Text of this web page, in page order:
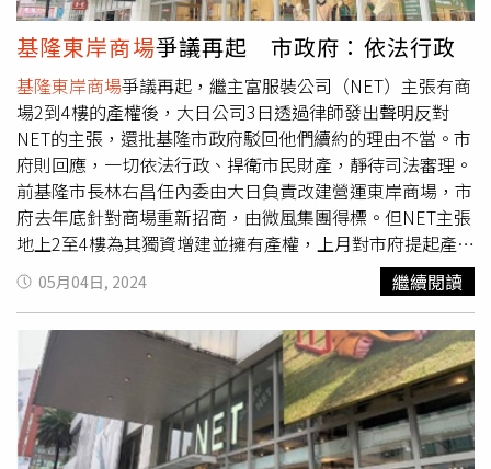
昌在基隆東岸市場因履約續約事件後，急跳腳、與不肖廠商
一起攻擊謝國樑，該案偵結確定，在林右昌任內就有收受賄
絡的情況，更被發現罄竹難書的受賄行徑，國民黨要問，林
右昌助紂為虐、民進黨的惡意罷免，難道是要護航行賄廠
商？對這些爭議，林右昌不能躲在發言人背後，應該出面給
基隆人一個交代。
殺在野黨。國民黨除即時反駁抹紅，還要趁國會改革案生
效、憲法法庭未決定暫時狀態之際發動閃電戰，鎖定超思
蛋、「王膝知監控疑雲」、鏡電視疑雲等懸案，行使調查聽
證權。由於外界點名的調查對象之一、農業部主委陳駿季已
表態只給接受檢調訊問，被解讀會消極杯葛立院調查，但藍
營質疑檢調、監院查案動作永遠慢半拍，都得等到立院啟動
調查，才會技術性地約談「阻擋立院查真相」，因而也策定
「下會期審查政院總預算時看著辦」。國立雲林科技大學科
法所教授楊智傑指出，民進黨雖分四路釋憲，但除立院外，
另三路都不符合要件，行政院在覆議失敗後又聲請釋憲，也
是牴觸憲法，因憲法增修條文明定，若覆議被否決，行政院
長必須接受原決議，不能用其他法律程序或其他權力制衡手
段翻案，至於「釋憲」是否為一種對立法權的反制手段，有
待憲法法庭釐清。立委指出，萬一大法官判決這次國會改革
法的相關法條違憲，上述已經實施的法條將失效，立法程序
重回原點，如果藍白堅持重行推動，綠營也可能會強力杯
葛，政局必然更動盪，但如果只是判決部份違憲，朝野就有
可能透過協商，針對違憲處重行修法，平和處理的可能性較
基隆東岸商場爭議再起 市政府：依法行政
基隆東岸商場爭議再起，繼主富服裝公司（NET）主張有商
場2到4樓的產權後，大日公司3日透過律師發出聲明反對
NET的主張，還批基隆市政府駁回他們續約的理由不當。市
府則回應，一切依法行政、捍衛市民財產，靜待司法審理。
前基隆市長林右昌任內委由大日負責改建營運東岸商場，市
府去年底針對商場重新招商，由微風集團得標。但NET主張
地上2至4樓為其獨資增建並擁有產權，上月對市府提起產權
訴訟，由法院審理中。大日公司透過律師發出聲明表示，
NET主張獨資增建商場、擁有所有權無理由。大日解釋，依
據民法及最高法院判決，增建的3至4樓產權依然屬於市府所
有；大日以租金折讓給NET的方式就增建部分出資，因此
NET並非獨資，截至今年1月底已折讓接近1億元。大日指
出，雖然商場增建部分產權還是屬於市府，但大日和NET都
有出資興建，市府也要給付大日必要的營建費用。市府與大
日解約的原因之一，是因為大日涉入信二立體停車場弊案，
05月04日, 2024 繼續閱讀